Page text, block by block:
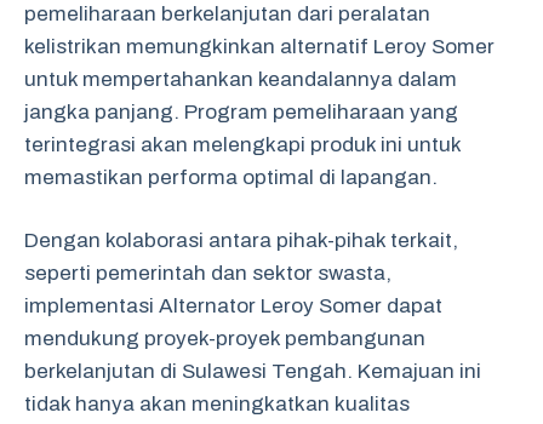
pemeliharaan berkelanjutan dari peralatan
kelistrikan memungkinkan alternatif Leroy Somer
untuk mempertahankan keandalannya dalam
jangka panjang. Program pemeliharaan yang
terintegrasi akan melengkapi produk ini untuk
memastikan performa optimal di lapangan.
Dengan kolaborasi antara pihak-pihak terkait,
seperti pemerintah dan sektor swasta,
implementasi Alternator Leroy Somer dapat
mendukung proyek-proyek pembangunan
berkelanjutan di Sulawesi Tengah. Kemajuan ini
tidak hanya akan meningkatkan kualitas